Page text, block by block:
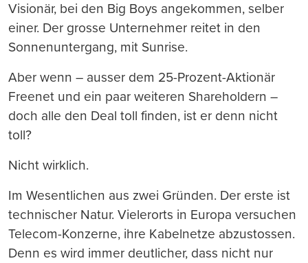
Visionär, bei den Big Boys angekommen, selber
einer. Der grosse Unternehmer reitet in den
Sonnenuntergang, mit Sunrise.
Aber wenn – ausser dem 25-Prozent-Aktionär
Freenet und ein paar weiteren Shareholdern –
doch alle den Deal toll finden, ist er denn nicht
toll?
Nicht wirklich.
Im Wesentlichen aus zwei Gründen. Der erste ist
technischer Natur. Vielerorts in Europa versuchen
Telecom-Konzerne, ihre Kabelnetze abzustossen.
Denn es wird immer deutlicher, dass nicht nur